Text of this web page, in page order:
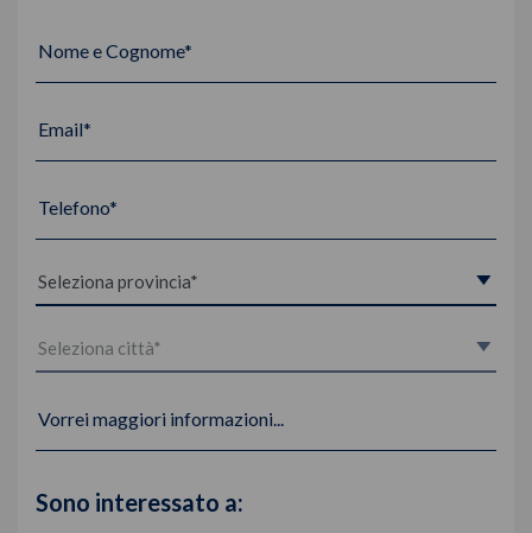
Nome e Cognome*
Email*
Telefono*
Vorrei maggiori informazioni...
Sono interessato a: